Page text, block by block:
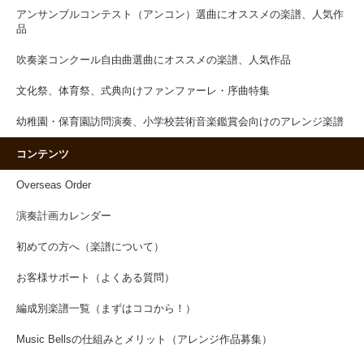
アンサンブルコンテスト（アンコン）選曲にオススメの楽譜、人気作
品
吹奏楽コンクール自由曲選曲にオススメの楽譜、人気作品
文化祭、体育祭、式典向けファンファーレ・序曲特集
幼稚園・保育園訪問演奏、小学校芸術音楽鑑賞会向けのアレンジ楽譜
コンテンツ
Overseas Order
演奏計画カレンダー
初めての方へ（楽譜について）
お客様サポート（よくある質問）
編成別楽譜一覧（まずはココから！）
Music Bellsの仕組みとメリット（アレンジ作品募集）